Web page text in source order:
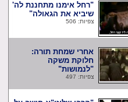
"רחל אימנו מתחננת לה'
שיביא את הגאולה"
צפיות: 506
אחרי שמחת תורה:
חלוקת משקה
"לנמושות"
צפיות: 497